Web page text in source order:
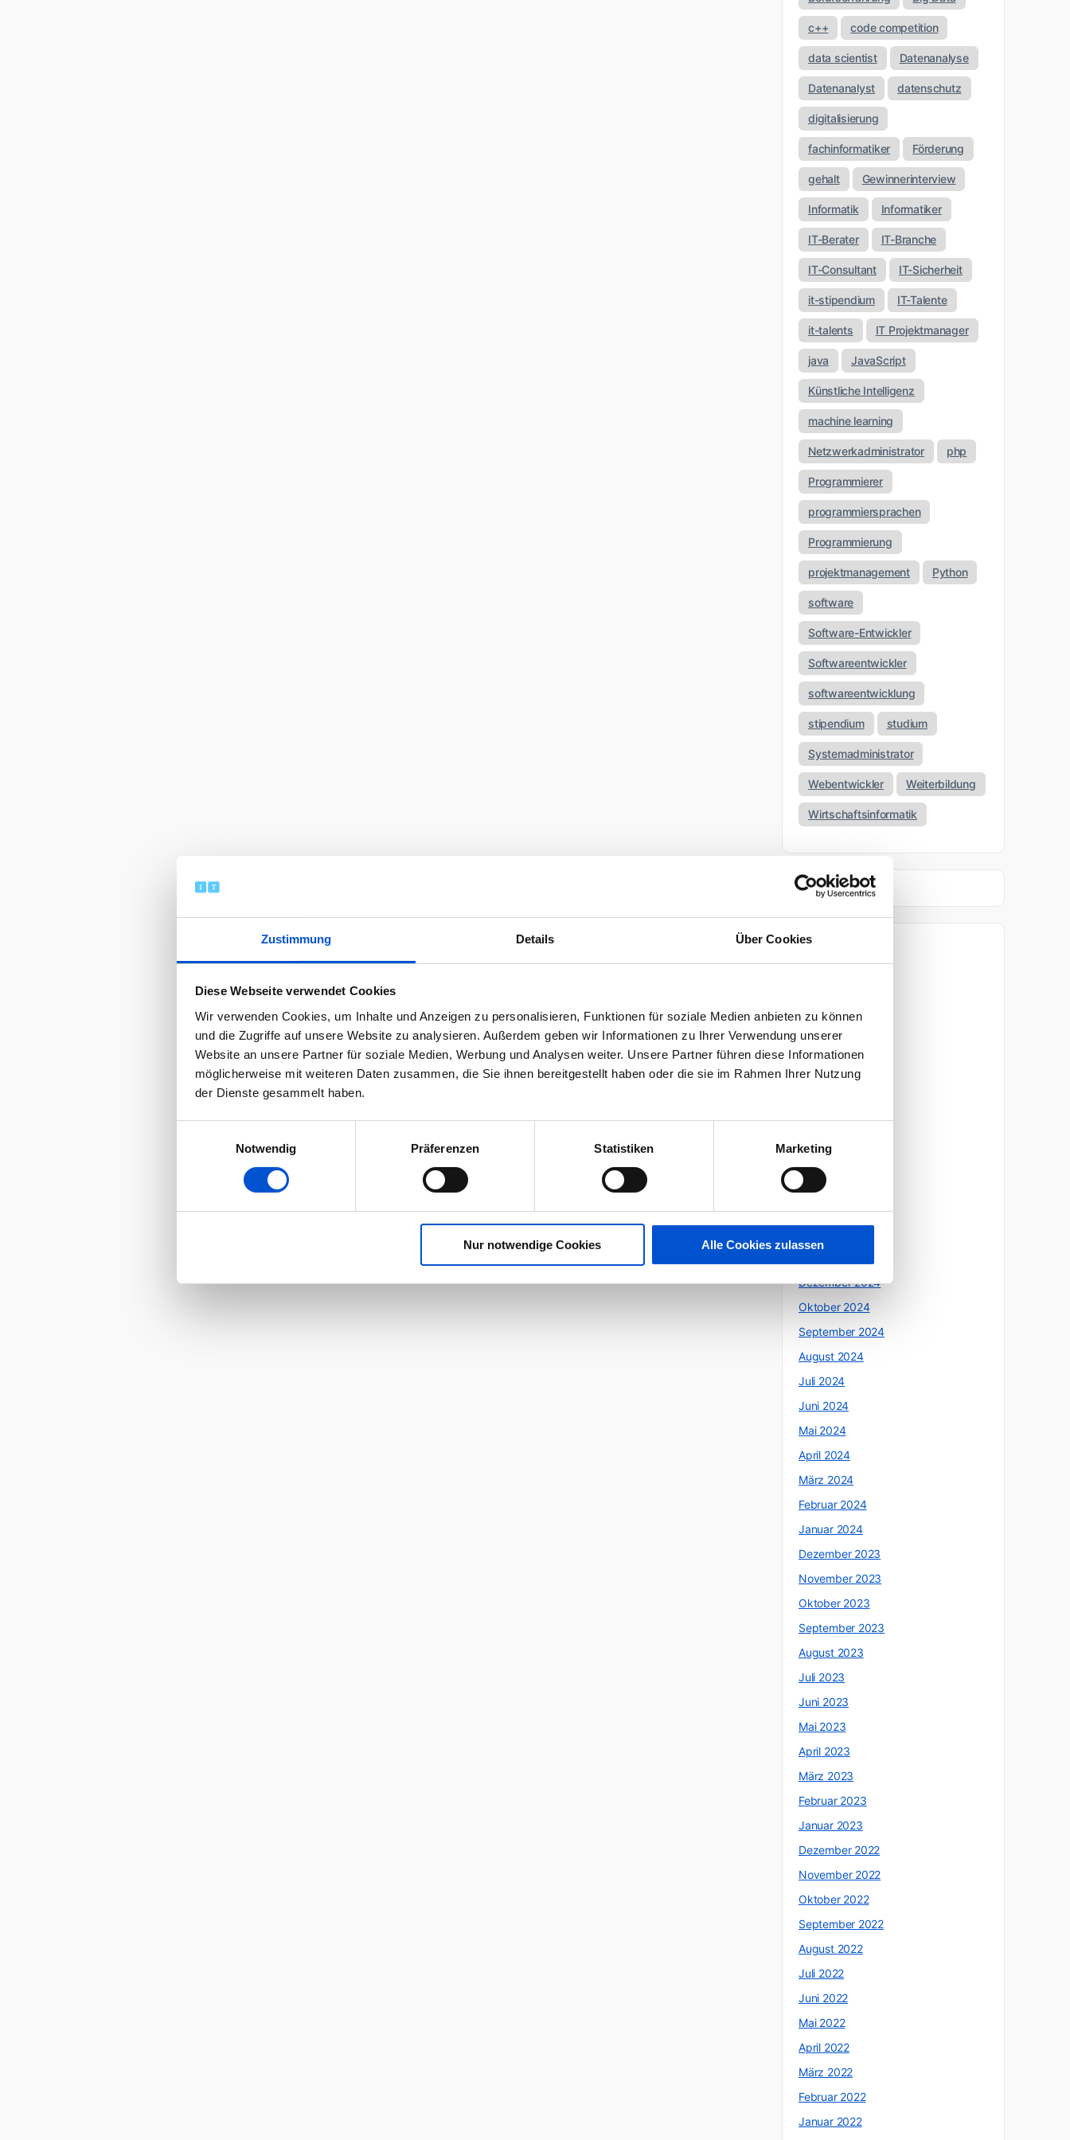
Zustimmung Details Über Cookies
Diese Webseite verwendet Cookies
Wir verwenden Cookies, um Inhalte und Anzeigen zu personalisieren, Funktionen für soziale Medien anbieten zu können
und die Zugriffe auf unsere Website zu analysieren. Außerdem geben wir Informationen zu Ihrer Verwendung unserer
Website an unsere Partner für soziale Medien, Werbung und Analysen weiter. Unsere Partner führen diese Informationen
möglicherweise mit weiteren Daten zusammen, die Sie ihnen bereitgestellt haben oder die sie im Rahmen Ihrer Nutzung
der Dienste gesammelt haben.
Notwendig
Präferenzen Statistiken Marketing
Nur notwendige Cookies Alle Cookies zulassen
c++ code competition
data scientist Datenanalyse
Datenanalyst datenschutz
digitalisierung
fachinformatiker Förderung
gehalt Gewinnerinterview
Informatik Informatiker
IT-Berater IT-Branche
IT-Consultant IT-Sicherheit
it-stipendium IT-Talente
it-talents IT Projektmanager
java JavaScript
Künstliche Intelligenz
machine learning
Netzwerkadministrator php
Programmierer
programmiersprachen
Programmierung
projektmanagement Python
software
Software-Entwickler
Softwareentwickler
softwareentwicklung
stipendium studium
Systemadministrator
Webentwickler Weiterbildung
Wirtschaftsinformatik
April 2026
März 2026
November 2025
Oktober 2025
Mai 2025
April 2025
März 2025
Dezember 2024
Oktober 2024
September 2024
August 2024
Juli 2024
Juni 2024
Mai 2024
April 2024
März 2024
Februar 2024
Januar 2024
Dezember 2023
November 2023
Oktober 2023
September 2023
August 2023
Juli 2023
Juni 2023
Mai 2023
April 2023
März 2023
Februar 2023
Januar 2023
Dezember 2022
November 2022
Oktober 2022
September 2022
August 2022
Juli 2022
Juni 2022
Mai 2022
April 2022
März 2022
Februar 2022
Januar 2022